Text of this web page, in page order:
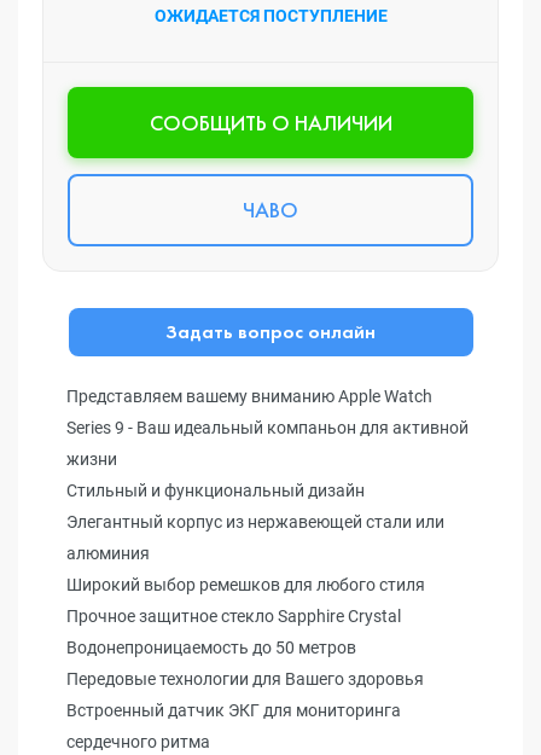
ОЖИДАЕТСЯ ПОСТУПЛЕНИЕ
CООБЩИТЬ О НАЛИЧИИ
ЧАВО
Задать вопрос онлайн
Представляем вашему вниманию Apple Watch
Series 9 - Ваш идеальный компаньон для активной
жизни
Стильный и функциональный дизайн
Элегантный корпус из нержавеющей стали или
алюминия
Широкий выбор ремешков для любого стиля
Прочное защитное стекло Sapphire Crystal
Водонепроницаемость до 50 метров
Передовые технологии для Вашего здоровья
Встроенный датчик ЭКГ для мониторинга
сердечного ритма